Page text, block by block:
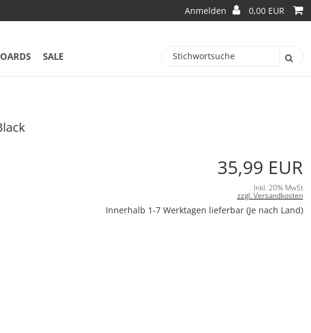
Anmelden 0,00 EUR
SALE
35,99 EUR
Inkl. 20% MwSt
zzgl. Versandkosten
Innerhalb 1-7 Werktagen lieferbar (Je nach Land)